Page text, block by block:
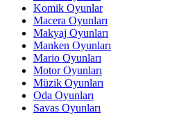
Komik Oyunlar
Macera Oyunları
Makyaj Oyunları
Manken Oyunları
Mario Oyunları
Motor Oyunları
Müzik Oyunları
Oda Oyunları
Savas Oyunları